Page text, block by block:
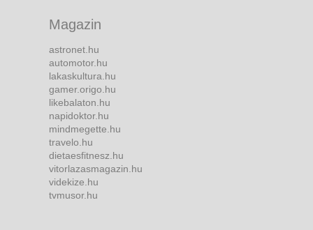
Magazin
astronet.hu
automotor.hu
lakaskultura.hu
gamer.origo.hu
likebalaton.hu
napidoktor.hu
mindmegette.hu
travelo.hu
dietaesfitnesz.hu
vitorlazasmagazin.hu
videkize.hu
tvmusor.hu